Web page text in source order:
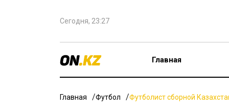
Сегодня, 23:27
Главная
Главная Футбол Футболист сборной